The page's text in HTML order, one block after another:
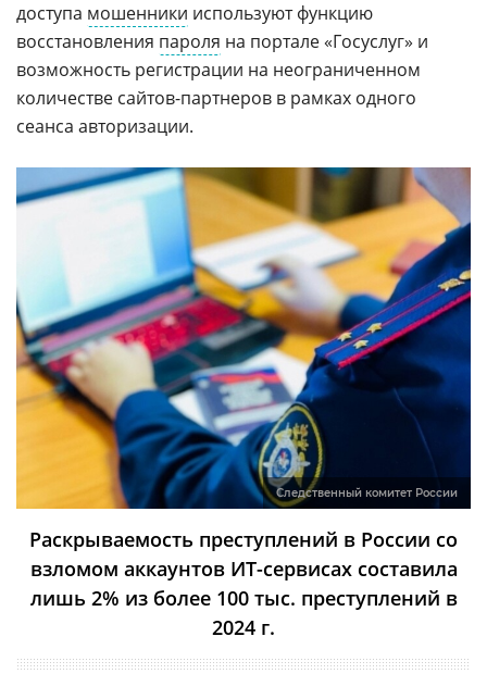
доступа мошенники используют функцию
восстановления пароля на портале «Госуслуг» и
возможность регистрации на неограниченном
количестве сайтов-партнеров в рамках одного
сеанса авторизации.
Следственный комитет России
Раскрываемость преступлений в России со
взломом аккаунтов ИТ-сервисах составила
лишь 2% из более 100 тыс. преступлений в
2024 г.